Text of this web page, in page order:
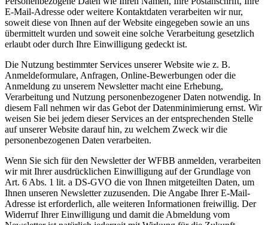
E-Mail-Adresse oder weitere Kontaktdaten verarbeiten wir nur,
soweit diese von Ihnen auf der Website eingegeben sowie an uns
übermittelt wurden und soweit eine solche Verarbeitung gesetzlich
erlaubt oder durch Ihre Einwilligung gedeckt ist.
Die Nutzung bestimmter Services unserer Website wie z. B.
Anmeldeformulare, Anfragen, Online-Bewerbungen oder die
Anmeldung zu unserem Newsletter macht eine Erhebung,
Verarbeitung und Nutzung personenbezogener Daten notwendig. In
diesem Fall nehmen wir das Gebot der Datenminimierung ernst. Wir
weisen Sie bei jedem dieser Services an der entsprechenden Stelle
auf unserer Website darauf hin, zu welchem Zweck wir die
personenbezogenen Daten verarbeiten.
Wenn Sie sich für den Newsletter der WFBB anmelden, verarbeiten
wir mit Ihrer ausdrücklichen Einwilligung auf der Grundlage von
Art. 6 Abs. 1 lit. a DS-GVO die von Ihnen mitgeteilten Daten, um
Ihnen unseren Newsletter zuzusenden. Die Angabe Ihrer E-Mail-
Adresse ist erforderlich, alle weiteren Informationen freiwillig. Der
Widerruf Ihrer Einwilligung und damit die Abmeldung vom